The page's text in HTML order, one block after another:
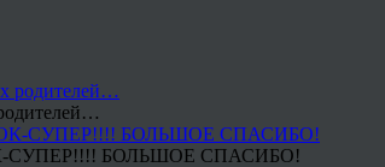
СУПЕР!!!! БОЛЬШОЕ СПАСИБО!